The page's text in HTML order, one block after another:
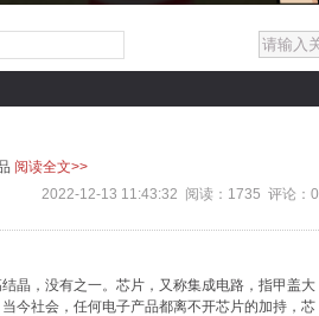
阅读全文>>
2022-12-13 11:43:32 阅读：1735 评论：0
晶，没有之一。芯片，又称集成电路，指甲盖大
今社会，任何电子产品都离不开芯片的加持，芯